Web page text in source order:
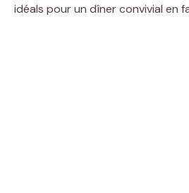
idéals pour un dîner convivial en